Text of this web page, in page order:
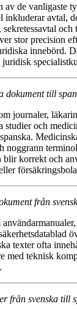
av de vanligaste
inkluderar avtal,
och
stor precision
innebörd.
dokument till
journaler,
och
noggrann
blir korrekt och
från
texter ofta
med teknisk
från svenska till